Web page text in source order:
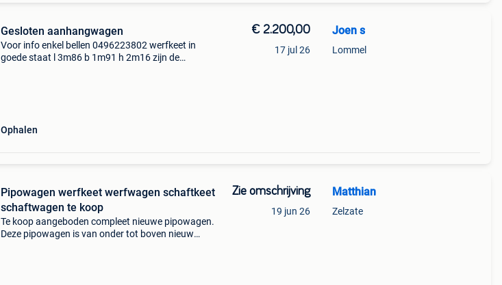
Gesloten aanhangwagen
Voor info enkel bellen 0496223802 werfkeet in
goede staat l 3m86 b 1m91 h 2m16 zijn de
Ophalen
€ 2.200,00
17 jul 26
Joen s
Lommel
Pipowagen werfkeet werfwagen schaftkeet
schaftwagen te koop
Te koop aangeboden compleet nieuwe pipowagen.
Deze pipowagen is van onder tot boven nieuw
Zie omschrijving
19 jun 26
Matthian
Zelzate